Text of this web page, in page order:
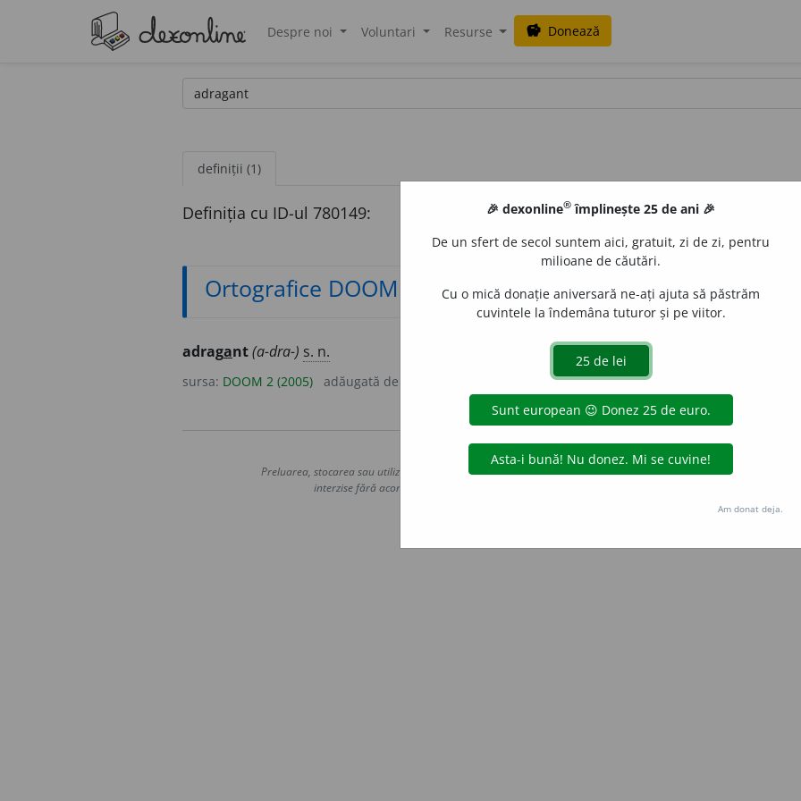
Despre noi Voluntari Resurse savings Donează
definiții (1)
Definiția cu ID-ul 780149:
Ortografice DOOM
adragant(a-dra-) s. n.
sursa: DOOM 2 (2005) adăugată de
Copyright © 2004-2026 dexonline (https://dexonline.ro)
Preluarea, stocarea sau utilizarea datelor de pe acest site, inclusiv prin orice metode de extragere automată
interzise fără acordul nostru prealabil scris, cu excepția seturilor de date oferite oficial spre utilizare
Hosterion
🎉 dexonline® împlinește 25 de ani 🎉
De un sfert de secol suntem aici, gratuit, zi de zi, pentru
milioane de căutări.
Cu o mică donație aniversară ne-ați ajuta să păstrăm
cuvintele la îndemâna tuturor și pe viitor.
Am donat deja.